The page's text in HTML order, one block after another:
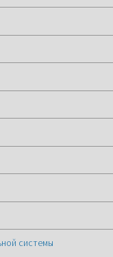
системы